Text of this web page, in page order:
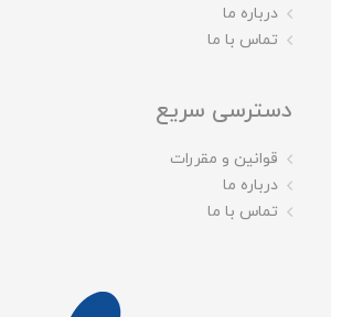
درباره ما
تماس با ما
دسترسی سریع
قوانین و مقررات
درباره ما
تماس با ما